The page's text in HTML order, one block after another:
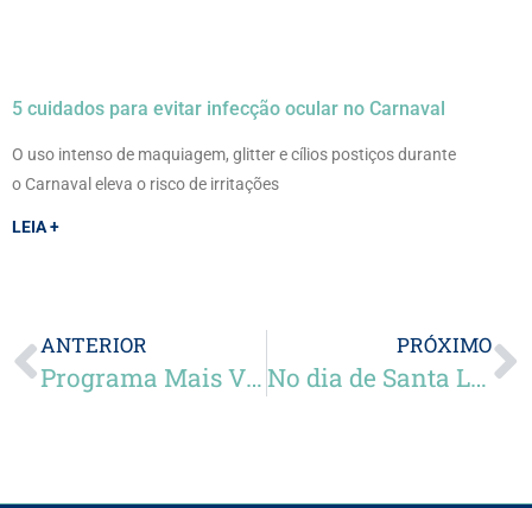
5 cuidados para evitar infecção ocular no Carnaval
O uso intenso de maquiagem, glitter e cílios postiços durante
o Carnaval eleva o risco de irritações
LEIA +
ANTERIOR
Programa Mais Visão
PRÓXIMO
No dia de Santa Luzia, a protetora dos olhos, saiba mais sobre doenças que podem afetar a visão